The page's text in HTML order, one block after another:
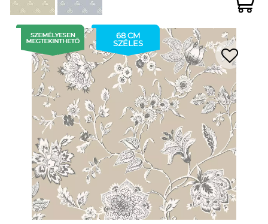
68 CM
SZÉLES